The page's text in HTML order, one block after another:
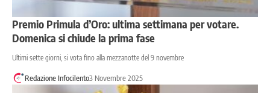
Premio Primula d’Oro: ultima settimana per votare.
Domenica si chiude la prima fase
Ultimi sette giorni, si vota fino alla mezzanotte del 9 novembre
Redazione Infocilento3 Novembre 2025